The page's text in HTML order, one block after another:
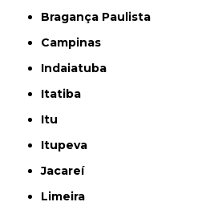
Bragança Paulista
Campinas
Indaiatuba
Itatiba
Itu
Itupeva
Jacareí
Limeira